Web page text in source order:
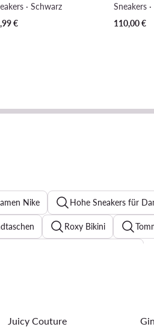
· Schwarz
€
Sneakers
110,00€
Nike Hohe Sneakers für
Roxy Bikini
Juicy Couture